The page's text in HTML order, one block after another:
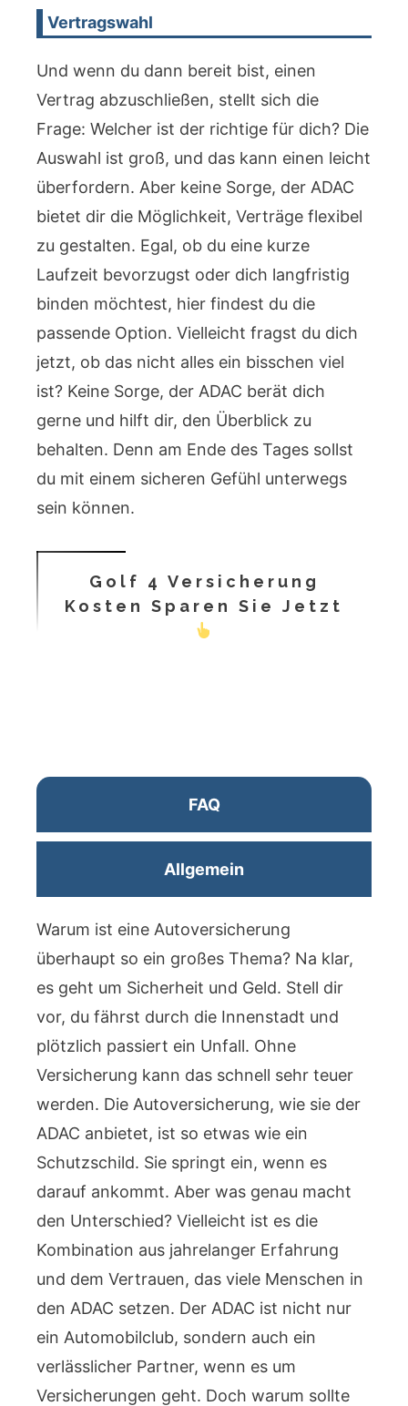
Vertragswahl
Und wenn du dann bereit bist, einen
Vertrag abzuschließen, stellt sich die
Frage: Welcher ist der richtige für dich? Die
Auswahl ist groß, und das kann einen leicht
überfordern. Aber keine Sorge, der ADAC
bietet dir die Möglichkeit, Verträge flexibel
zu gestalten. Egal, ob du eine kurze
Laufzeit bevorzugst oder dich langfristig
binden möchtest, hier findest du die
passende Option. Vielleicht fragst du dich
jetzt, ob das nicht alles ein bisschen viel
ist? Keine Sorge, der ADAC berät dich
gerne und hilft dir, den Überblick zu
behalten. Denn am Ende des Tages sollst
du mit einem sicheren Gefühl unterwegs
sein können.
Golf 4 Versicherung
Kosten Sparen Sie Jetzt
FAQ
Allgemein
Warum ist eine Autoversicherung
überhaupt so ein großes Thema? Na klar,
es geht um Sicherheit und Geld. Stell dir
vor, du fährst durch die Innenstadt und
plötzlich passiert ein Unfall. Ohne
Versicherung kann das schnell sehr teuer
werden. Die Autoversicherung, wie sie der
ADAC anbietet, ist so etwas wie ein
Schutzschild. Sie springt ein, wenn es
darauf ankommt. Aber was genau macht
den Unterschied? Vielleicht ist es die
Kombination aus jahrelanger Erfahrung
und dem Vertrauen, das viele Menschen in
den ADAC setzen. Der ADAC ist nicht nur
ein Automobilclub, sondern auch ein
verlässlicher Partner, wenn es um
Versicherungen geht. Doch warum sollte